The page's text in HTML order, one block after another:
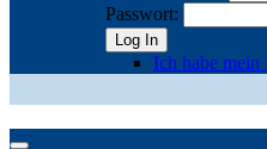
Passwort:
Log In
Ich habe mein